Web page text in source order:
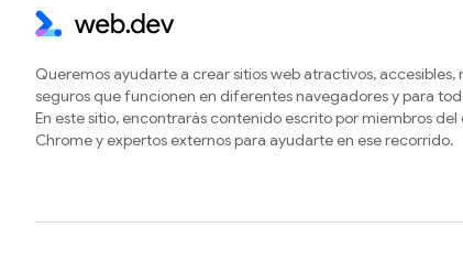
Queremos ayudarte a crear sitios web atractivos, accesibles,
seguros que funcionen en diferentes navegadores y para
En este sitio, encontrarás contenido escrito por miembros
Chrome y expertos externos para ayudarte en ese recorrido.